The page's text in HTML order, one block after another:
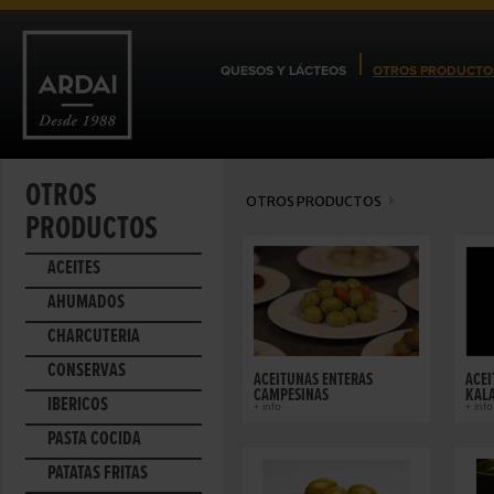
QUESOS Y LÁCTEOS OTROS
OTROS
PRODUCTOS
ACEITES
AHUMADOS
CHARCUTERÍA
CONSERVAS
IBÉRICOS
PASTA COCIDA
PATATAS FRITAS
OTROS PRODUCTOS
ACEITUNAS ENTERAS
CAMPESINAS
+ info + info